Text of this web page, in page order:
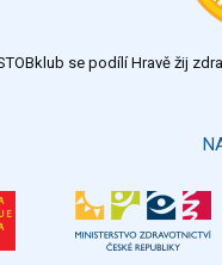
se podílí Hravě žij